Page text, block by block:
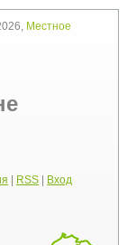
Местное
RSS| Вход